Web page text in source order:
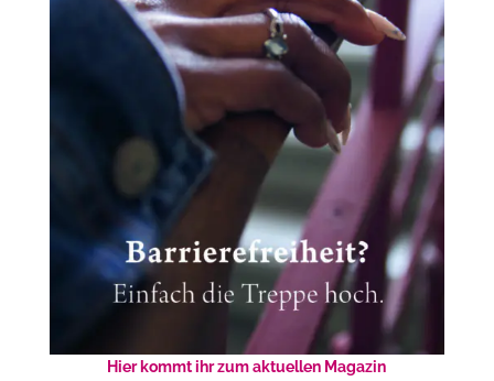
Hier kommt ihr zum aktuellen Magazin